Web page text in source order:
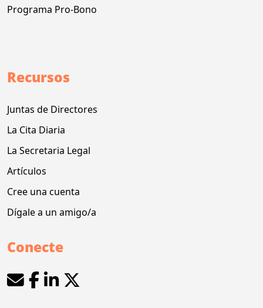
Programa Pro-Bono
Recursos
Juntas de Directores
La Cita Diaria
La Secretaria Legal
Artículos
Cree una cuenta
Dígale a un amigo/a
Conecte